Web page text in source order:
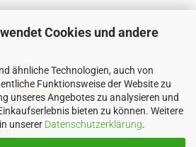
Cookies und andere
ähnliche Technologien, auch von
Funktionsweise der Website zu
unseres Angebotes zu analysieren und
bieten zu können. Weitere
unserer Datenschutzerklärung.
MIT